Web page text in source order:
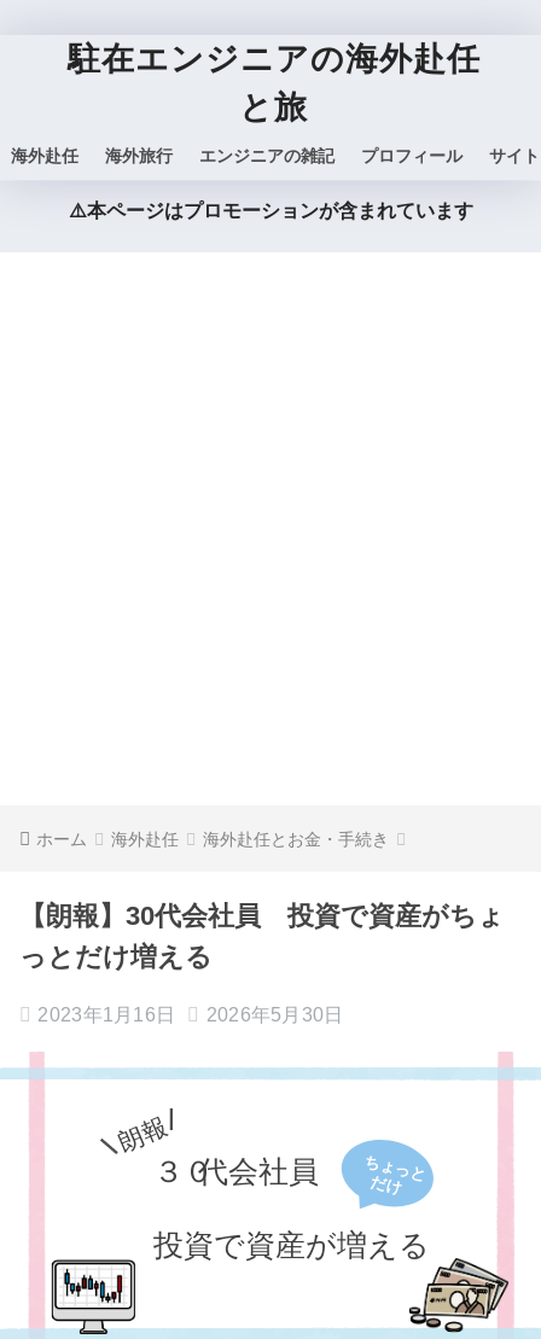
駐在エンジニアの海外赴任
と旅
海外赴任 海外旅行 エンジニアの雑記 プロフィール サイ
⚠️本ページはプロモーションが含まれています
ホーム 海外赴任 海外赴任とお金・手続き
【朗報】30代会社員 投資で資産がちょ
っとだけ増える
2023年1月16日 2026年5月30日